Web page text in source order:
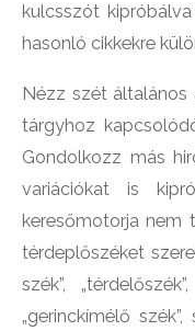
kulcsszót
hasonló cikkekre
Nézz szét általános
tárgyhoz
Gondolkozz más
variációkat is
keresőmotorja
térdeplőszéket
szék”,
„gerinckímélő